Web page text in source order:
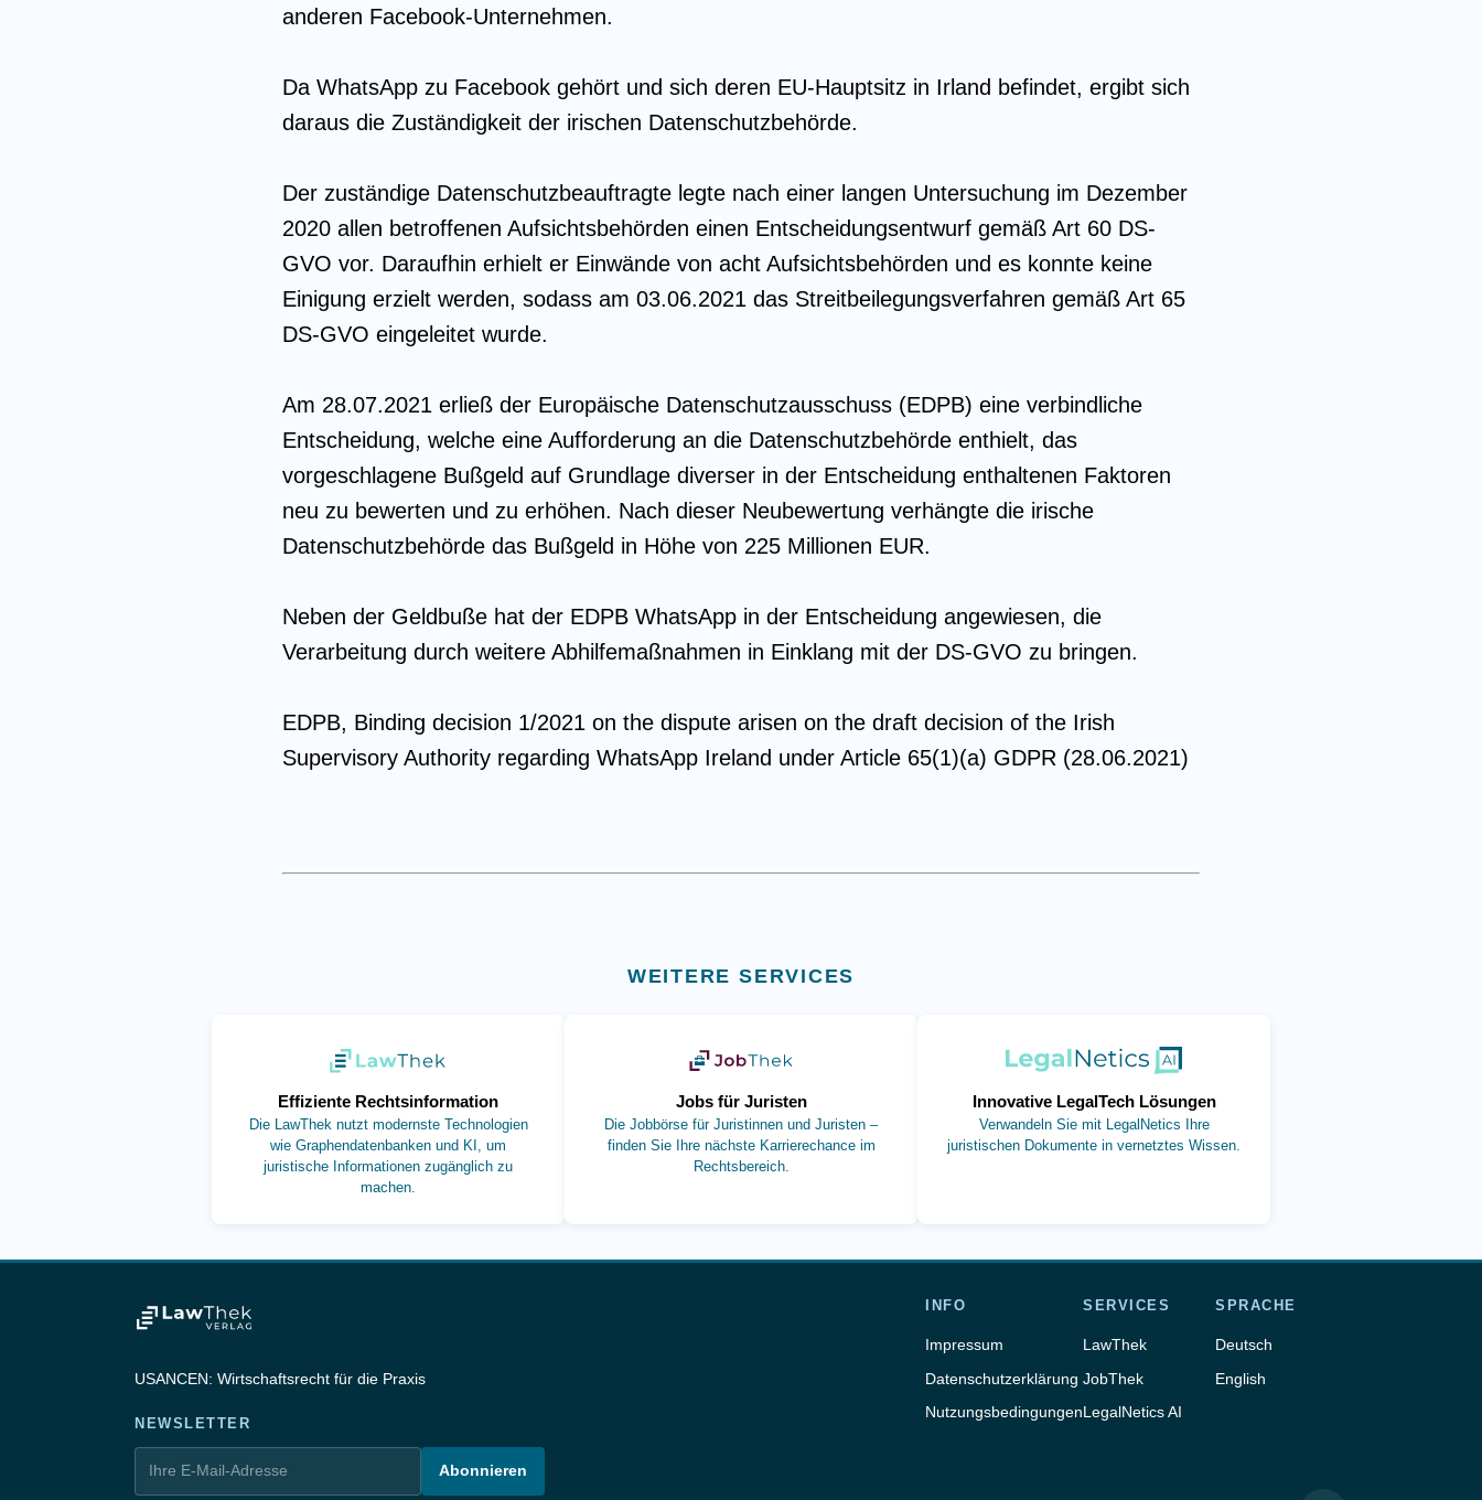
anderen Facebook-Unternehmen.
Da WhatsApp zu Facebook gehört und sich deren EU-Hauptsitz in Irland befindet, ergibt sich
daraus die Zuständigkeit der irischen Datenschutzbehörde.
Der zuständige Datenschutzbeauftragte legte nach einer langen Untersuchung im Dezember
2020 allen betroffenen Aufsichtsbehörden einen Entscheidungsentwurf gemäß Art 60 DS-
GVO vor. Daraufhin erhielt er Einwände von acht Aufsichtsbehörden und es konnte keine
Einigung erzielt werden, sodass am 03.06.2021 das Streitbeilegungsverfahren gemäß Art 65
DS-GVO eingeleitet wurde.
Am 28.07.2021 erließ der Europäische Datenschutzausschuss (EDPB) eine verbindliche
Entscheidung, welche eine Aufforderung an die Datenschutzbehörde enthielt, das
vorgeschlagene Bußgeld auf Grundlage diverser in der Entscheidung enthaltenen Faktoren
neu zu bewerten und zu erhöhen. Nach dieser Neubewertung verhängte die irische
Datenschutzbehörde das Bußgeld in Höhe von 225 Millionen EUR.
Neben der Geldbuße hat der EDPB WhatsApp in der Entscheidung angewiesen, die
Verarbeitung durch weitere Abhilfemaßnahmen in Einklang mit der DS-GVO zu bringen.
EDPB, Binding decision 1/2021 on the dispute arisen on the draft decision of the Irish
Supervisory Authority regarding WhatsApp Ireland under Article 65(1)(a) GDPR (28.06.2021)
WEITERE SERVICES
Effiziente Rechtsinformation
Die LawThek nutzt modernste Technologien
wie Graphendatenbanken und KI, um
juristische Informationen zugänglich zu
machen.
(öffnet in neuem Tab)
Jobs für Juristen
Die Jobbörse für Juristinnen und Juristen –
finden Sie Ihre nächste Karrierechance im
Rechtsbereich.
Innovative LegalTech Lösungen
Verwandeln Sie mit LegalNetics Ihre
juristischen Dokumente in vernetztes Wissen.
(öffnet in neuem Tab)
USANCEN: Wirtschaftsrecht für die Praxis
NEWSLETTER
Abonnieren
INFO
Impressum
Datenschutzerklärung
Nutzungsbedingungen
SERVICES
LawThek
JobThek
LegalNetics AI
SPRACHE
Deutsch
English